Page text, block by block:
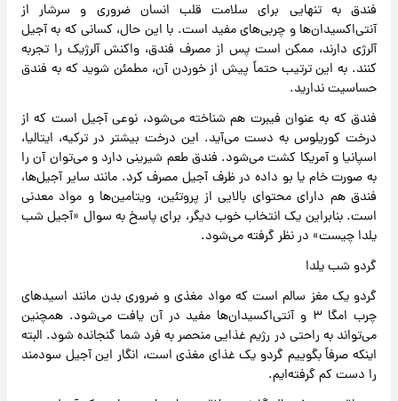
فندق به تنهایی برای سلامت قلب انسان ضروری و سرشار از
آنتی‌اکسیدان‌ها و چربی‌های مفید است. با این حال، کسانی که به آجیل
آلرژی دارند، ممکن است پس از مصرف فندق، واکنش آلرژیک را تجربه
کنند. به این ترتیب حتماً پیش از خوردن آن، مطمئن شوید که به فندق
حساسیت ندارید.
فندق که به عنوان فیبرت هم شناخته می‌شود، نوعی آجیل است که از
درخت کوریلوس به دست می‌آید. این درخت بیشتر در ترکیه، ایتالیا،
اسپانیا و آمریکا کشت می‌شود. فندق طعم شیرینی دارد و می‌توان آن را
به صورت خام یا بو داده در ظرف آجیل مصرف کرد. مانند سایر آجیل‌ها،
فندق هم دارای محتوای بالایی از پروتئین، ویتامین‌ها و مواد معدنی
است. بنابراین یک انتخاب خوب دیگر، برای پاسخ به سوال «آجیل شب
یلدا چیست» در نظر گرفته می‌شود.
گردو شب یلدا
گردو یک مغز سالم است که مواد مغذی و ضروری بدن مانند اسیدهای
چرب امگا ۳ و آنتی‌اکسیدان‌ها مفید در آن یافت می‌شود. همچنین
می‌تواند به راحتی در رژیم غذایی منحصر به فرد شما گنجانده شود. البته
اینکه صرفاً بگوییم گردو یک غذای مغذی است، انگار این آجیل سودمند
را دست کم گرفته‌ایم.